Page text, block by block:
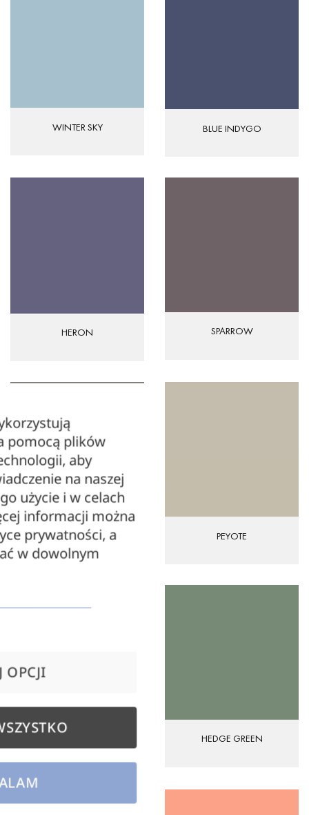
WINTER SKY BLUE INDYGO
HERON SPARROW
STEEPLE GREY PEYOTE
HEDGE GREEN
pomocą plików
aby
na naszej
użycie i w celach
informacji można
prywatności, a
w dowolnym
OPCJI